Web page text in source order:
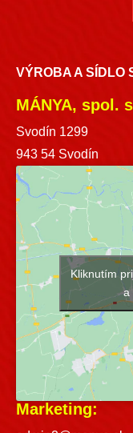
VÝROBA A SÍDLO
MÁNYA, spol.
Svodín 1299
943 54 Svodín
Kliknutím
a
Marketing: